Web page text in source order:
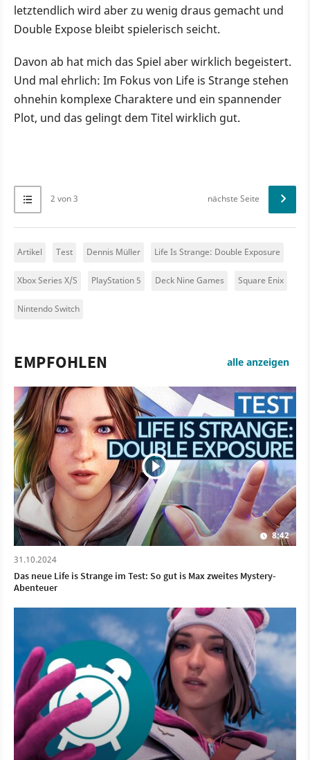
letztendlich wird aber zu wenig draus gemacht und
Double Expose bleibt spielerisch seicht.
Davon ab hat mich das Spiel aber wirklich begeistert.
Und mal ehrlich: Im Fokus von Life is Strange stehen
ohnehin komplexe Charaktere und ein spannender
Plot, und das gelingt dem Titel wirklich gut.
2 von 3 nächste Seite
Artikel Test Dennis Müller Life Is Strange: Double Exposure
Xbox Series X/S PlayStation 5 Deck Nine Games Square Enix
Nintendo Switch
EMPFOHLEN alle anzeigen
8:42
31.10.2024
Das neue Life is Strange im Test: So gut is Max zweites Mystery-
Abenteuer